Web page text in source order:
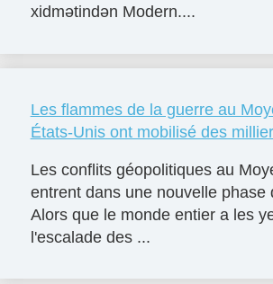
xidmətindən Modern....
Les flammes de la guerre au
États-Unis ont mobilisé des
Les conflits géopolitiques au
entrent dans une nouvelle phase
Alors que le monde entier a les
l'escalade des ...